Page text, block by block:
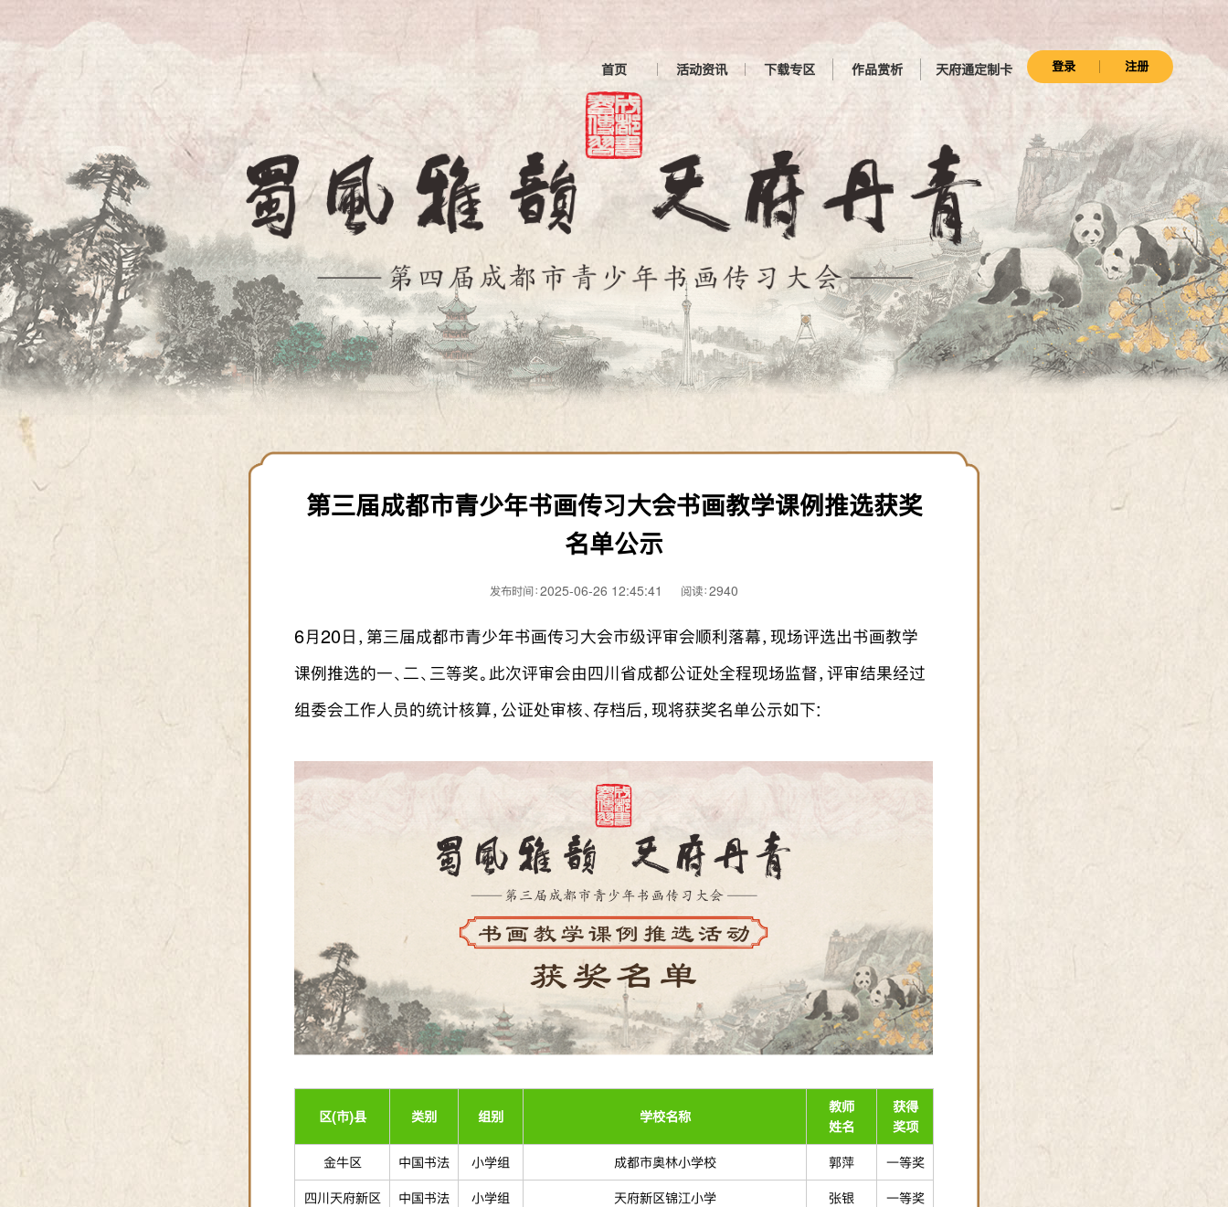
首页 活动资讯 下载专区 作品赏析 天府通定制卡 登录 注册
第三届成都市青少年书画传习大会书画教学课例推选获奖
名单公示
发布时间：2025-06-26 12:45:41 阅读：2940
6月20日，第三届成都市青少年书画传习大会市级评审会顺利落幕，现场评选出书画教学
课例推选的一、二、三等奖。此次评审会由四川省成都公证处全程现场监督，评审结果经过
组委会工作人员的统计核算，公证处审核、存档后，现将获奖名单公示如下:
区(市)县 类别 组别 学校名称
教师
姓名
获得
奖项
金牛区 中国书法 小学组 成都市奥林小学校 郭萍 一等奖
四川天府新区 中国书法 小学组 天府新区锦江小学 张银 一等奖